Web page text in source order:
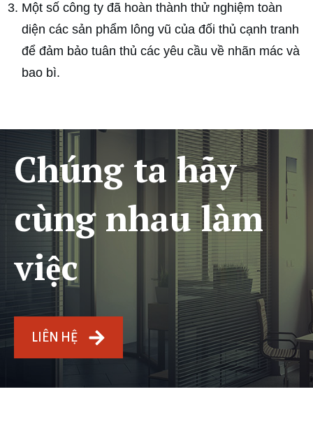
Một số công ty đã hoàn thành thử nghiệm toàn
diện các sản phẩm lông vũ của đối thủ cạnh tranh
để đảm bảo tuân thủ các yêu cầu về nhãn mác và
bao bì.
Chúng ta hãy
cùng nhau làm
việc
LIÊN HỆ